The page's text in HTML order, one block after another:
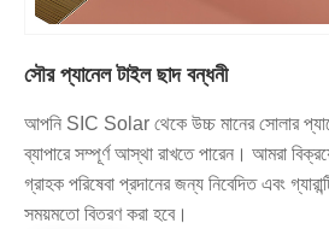
সৌর প্যানেল টাইল ছাদ বন্ধনী
আপনি SIC Solar থেকে উচ্চ মানের সোলার
ব্যাপারে সম্পূর্ণ আস্থা রাখতে পারেন। আমরা
গ্রাহক পরিষেবা প্রদানের জন্য নিবেদিত এবং
সময়মতো বিতরণ করা হবে।